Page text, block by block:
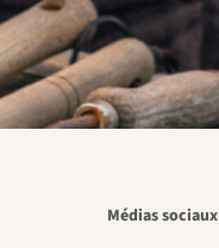
Médias sociaux